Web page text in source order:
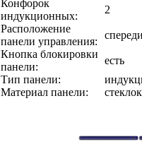
Конфорок
индукционных:
2
Расположение
панели управления:
Кнопка блокировки
панели:
есть
Тип панели:
Материал панели: